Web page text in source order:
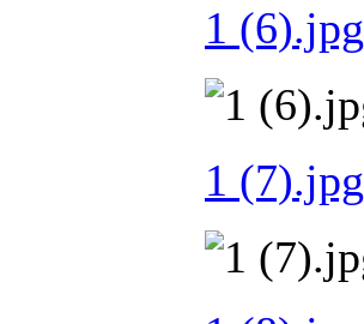
1 (6).jpg
1 (7).jpg